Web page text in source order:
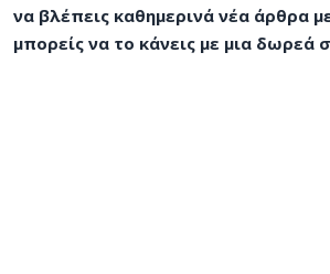
να βλέπεις καθημερινά νέα άρθρα
μπορείς να το κάνεις με μια δωρεά